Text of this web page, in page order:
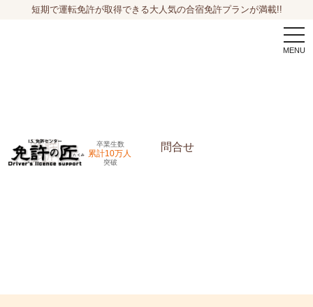
短期で運転免許が取得できる大人気の合宿免許プランが満載!!
卒業生数
累計10万人
突破
問合せ